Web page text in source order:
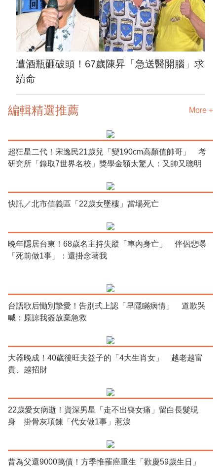
遭酒瓶砸破頭！67歲陳昇「急送醫開腦」求
續命
編輯精選推薦 More +
超狂星二代！宋逸民21歲兒「變190cm高顏值帥哥」 考
研究所「錄取7世界名校」獎學金額太驚人：又帥又聰明
快訊／北市信義區「22歲女墜樓」當場死亡
晚年隱居台東！68歲名主持失蹤「車內身亡」 伴侶悲曝
「死前做1事」：還掛念著我
台語歌后慟別摯愛！告別式上認「早隱瞞病情」 道歉哭
喊：原諒我簽放棄急救
大器晚成！40歲後旺夫益子的「4大生肖女」 越老越富
貴、越招財
22歲愛女病逝！資深男星「走不出喪女痛」留白長髮現
身 掛骨灰項鍊「代女做1事」惹淚
昔為父還9000萬債！方季惟罹癌重生「歡慶59歲生日」